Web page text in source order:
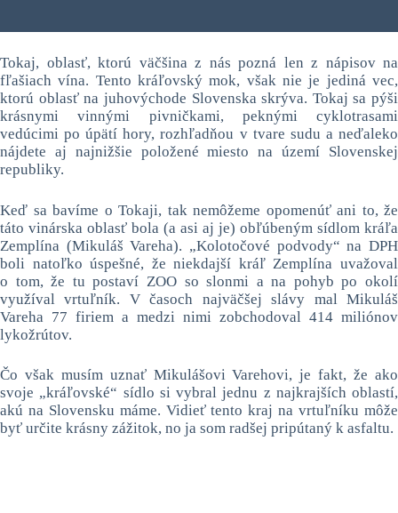
Tokaj, oblasť, ktorú väčšina z nás pozná len z nápisov na
fľašiach vína. Tento kráľovský mok, však nie je jediná vec,
ktorú oblasť na juhovýchode Slovenska skrýva. Tokaj sa pýši
krásnymi vinnými pivničkami, peknými cyklotrasami
vedúcimi po úpätí hory, rozhľadňou v tvare sudu a neďaleko
nájdete aj najnižšie položené miesto na území Slovenskej
republiky.
Keď sa bavíme o Tokaji, tak nemôžeme opomenúť ani to, že
táto vinárska oblasť bola (a asi aj je) obľúbeným sídlom kráľa
Zemplína (Mikuláš Vareha). „Kolotočové podvody“ na DPH
boli natoľko úspešné, že niekdajší kráľ Zemplína uvažoval
o tom, že tu postaví ZOO so slonmi a na pohyb po okolí
využíval vrtuľník. V časoch najväčšej slávy mal Mikuláš
Vareha 77 firiem a medzi nimi zobchodoval 414 miliónov
lykožrútov.
Čo však musím uznať Mikulášovi Varehovi, je fakt, že ako
svoje „kráľovské“ sídlo si vybral jednu z najkrajších oblastí,
akú na Slovensku máme. Vidieť tento kraj na vrtuľníku môže
byť určite krásny zážitok, no ja som radšej pripútaný k asfaltu.